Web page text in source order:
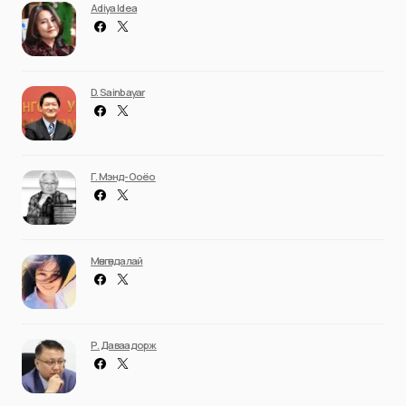
Adiya Idea
D. Sainbayar
Г. Мэнд-Ооёо
Мөнгөндалай
Р. Даваадорж